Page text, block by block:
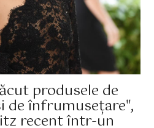
produsele de
de înfrumusețare",
recent într-un